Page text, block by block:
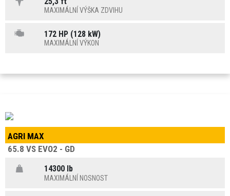
MAXIMÁLNÍ VÝŠKA ZDVIHU
172 HP (128 kW)
MAXIMÁLNÍ VÝKON
AGRI MAX
65.8 VS EVO2 - GD
14300 lb
MAXIMÁLNÍ NOSNOST